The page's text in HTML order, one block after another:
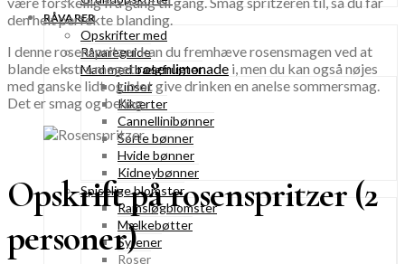
RÅVARER
Opskrifter med
Råvareguide
Mad med bælgfrugter
Linser
Kikærter
Cannellinibønner
Sorte bønner
Hvide bønner
Kidneybønner
Spiselige blomster
Ramsløgblomster
Mælkebøtter
Syrener
Roser
den helt perfekte blanding.
I denne rosenspritzer kan du fremhæve rosensmagen ved at
blande ekstra megetrosenlimonade i, men du kan også nøjes
med ganske lidt og blot give drinken en anelse sommersmag.
Det er smag og behag.
Opskrift på rosenspritzer (2
personer)